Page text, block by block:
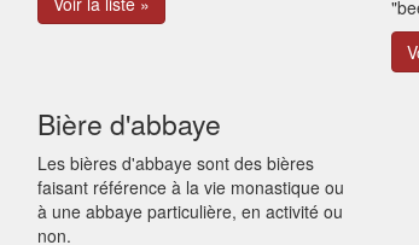
Bière d'abbaye
Les bières d'abbaye sont des bières
faisant référence à la vie monastique ou
à une abbaye particulière, en activité ou
non.